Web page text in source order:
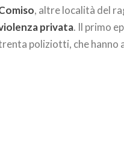
, altre località del
privata. Il primo
poliziotti, che hanno